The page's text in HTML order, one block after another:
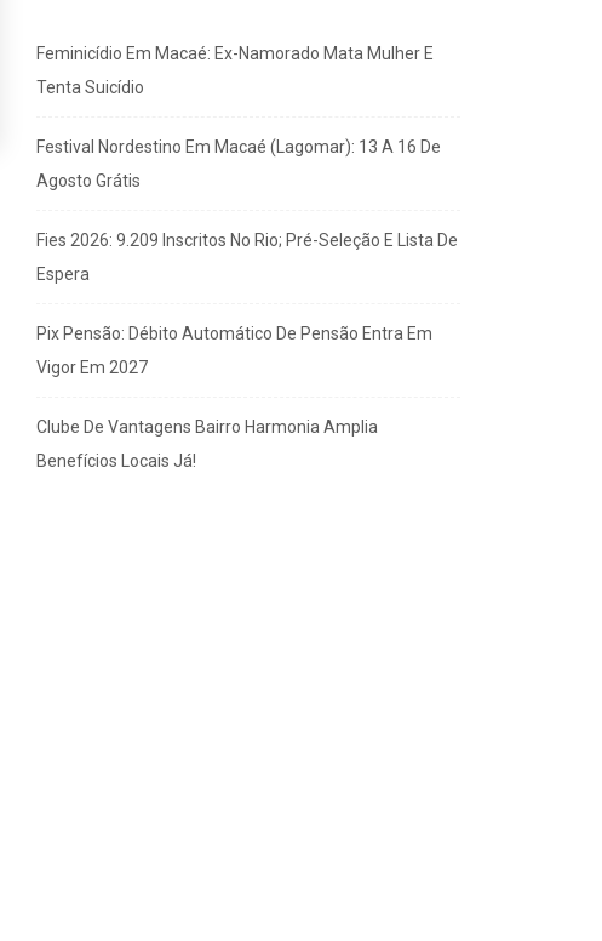
Feminicídio Em Macaé: Ex-Namorado Mata Mulher E
Tenta Suicídio
Festival Nordestino Em Macaé (Lagomar): 13 A 16 De
Agosto Grátis
Fies 2026: 9.209 Inscritos No Rio; Pré-Seleção E Lista De
Espera
Pix Pensão: Débito Automático De Pensão Entra Em
Vigor Em 2027
Clube De Vantagens Bairro Harmonia Amplia
Benefícios Locais Já!